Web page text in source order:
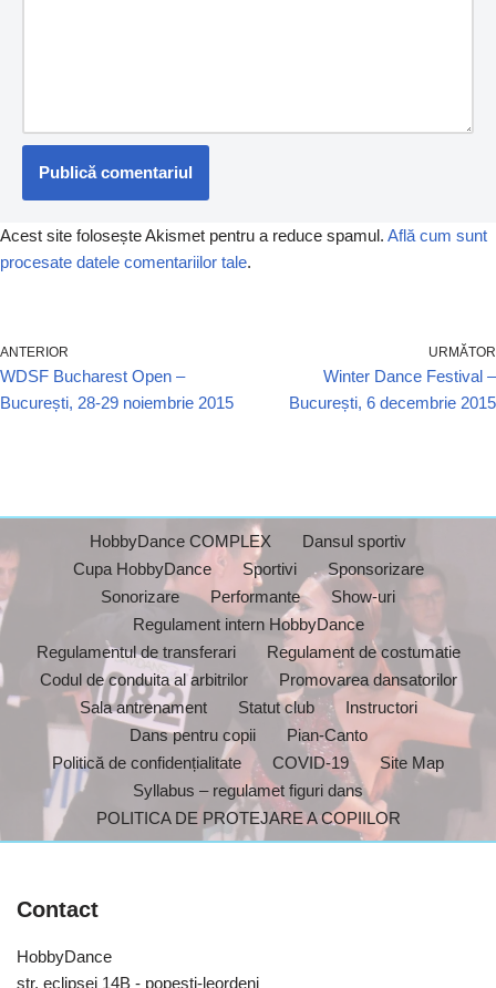
Acest site folosește Akismet pentru a reduce spamul. Află cum sunt
procesate datele comentariilor tale.
ANTERIOR
WDSF Bucharest Open –
București, 28-29 noiembrie 2015
URMĂTOR
Winter Dance Festival –
București, 6 decembrie 2015
HobbyDance COMPLEX
Dansul sportiv
Cupa HobbyDance
Sportivi
Sponsorizare
Sonorizare
Performante
Show-uri
Regulament intern HobbyDance
Regulamentul de transferari
Regulament de costumatie
Codul de conduita al arbitrilor
Promovarea dansatorilor
Sala antrenament
Statut club
Instructori
Dans pentru copii
Pian-Canto
Politică de confidențialitate
COVID-19
Site Map
Syllabus – regulamet figuri dans
POLITICA DE PROTEJARE A COPIILOR
Contact
HobbyDance
str. eclipsei 14B - popesti-leordeni